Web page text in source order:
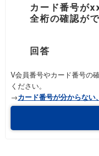
カード番号が
全桁の確認がで
V会員番号やカード番号の
ください。
→カード番号が分からな